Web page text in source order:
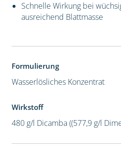
Schnelle Wirkung bei
ausreichend Blattmasse
Formulierung
Wasserlösliches Konzentrat
Wirkstoff
480 g/l Dicamba ((577,9 g/l